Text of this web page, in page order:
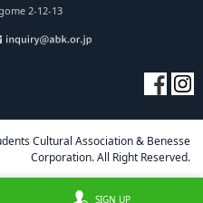
2-12-13
Cultural Association & Benesse
Corporation. All Right Reserved.
SIGN UP